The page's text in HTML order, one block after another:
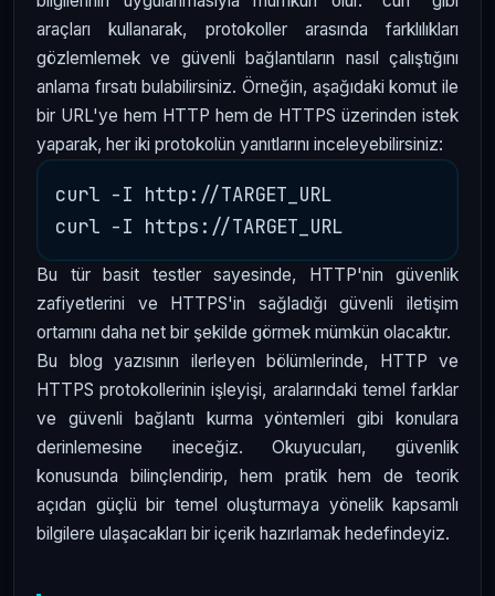
araçları kullanarak, protokoller arasında farklılıkları
gözlemlemek ve güvenli bağlantıların nasıl çalıştığını
anlama fırsatı bulabilirsiniz. Örneğin, aşağıdaki komut ile
bir URL'ye hem HTTP hem de HTTPS üzerinden istek
yaparak, her iki protokolün yanıtlarını inceleyebilirsiniz:
curl -I http://TARGET_URL
Bu tür basit testler sayesinde, HTTP'nin güvenlik
zafiyetlerini ve HTTPS'in sağladığı güvenli iletişim
ortamını daha net bir şekilde görmek mümkün olacaktır.
Bu blog yazısının ilerleyen bölümlerinde, HTTP ve
HTTPS protokollerinin işleyişi, aralarındaki temel farklar
ve güvenli bağlantı kurma yöntemleri gibi konulara
derinlemesine ineceğiz. Okuyucuları, güvenlik
konusunda bilinçlendirip, hem pratik hem de teorik
açıdan güçlü bir temel oluşturmaya yönelik kapsamlı
bilgilere ulaşacakları bir içerik hazırlamak hedefindeyiz.